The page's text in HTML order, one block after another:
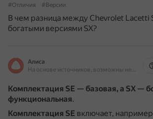
#Отличия
#Версии
В чем разница между Chevrolet Lacetti
богатыми версиями SX?
Алиса
На основе источников, возможны неточности
Комплектация SE — базовая, а SX —
функциональная.
Комплектация SE включает,